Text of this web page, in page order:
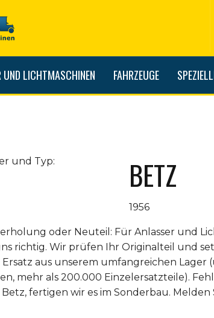
UND LICHTMASCHINEN FAHRZEUGE
und Typ: BETZ
1956
oder Neuteil: Für Anlasser und
richtig. Wir prüfen Ihr Originalteil und
Ersatz aus unserem umfangreichen Lager
mehr als 200.000 Einzelersatzteile).
fertigen wir es im Sonderbau. Melden